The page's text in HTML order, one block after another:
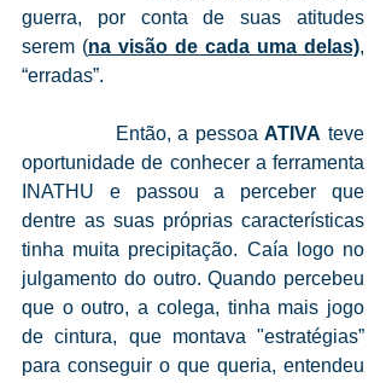
guerra, por conta de suas atitudes
serem (na visão de cada uma delas),
“erradas”.
              Então, a pessoa
ATIVA teve
oportunidade de conhecer a ferramenta
INATHU e passou a perceber que
dentre as suas próprias características
tinha muita precipitação. Caía logo no
julgamento do outro. Quando percebeu
que o outro, a colega, tinha mais jogo
de cintura, que montava "estratégias”
para conseguir o que queria, entendeu